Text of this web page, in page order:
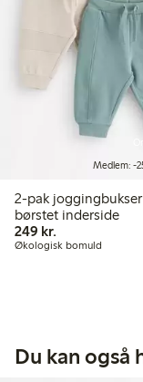
Medlem: -
2-pak
børstet inderside
249 kr.
Økologisk bomuld
Du kan også